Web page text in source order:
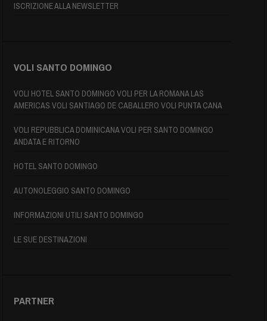
ISCRIZIONE ALLA NEWSLETTER
VOLI SANTO DOMINGO
VOLI HOTEL SANTO DOMINGO VOLI PER LA ROMANA LAS
AMERICAS VOLI SANTIAGO DE CABALLERO VOLI PUNTA CANA
VOLI REPUBBLICA DOMINICANA VOLI PER SANTO DOMINGO
ANDATA E RITORNO
HOTEL SANTO DOMINGO
AUTONOLEGGIO SANTO DOMINGO
INFORMAZIONI UTILI SANTO DOMINGO
LE SUE DESTINAZIONI
PARTNER